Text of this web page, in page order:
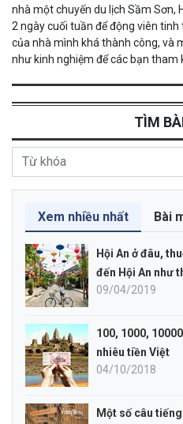
nhà một chuyến du lịch Sầm Sơn,
2 ngày cuối tuần để động viên
của nhà mình khá thành công, và
như kinh nghiệm để các bạn tham
TÌM
Xem nhiều nhất Bài
Hội An ở đâu,
đến Hội An như
09/04/2019
100, 1000,
nhiêu tiền Việt
04/10/2018
Một số câu